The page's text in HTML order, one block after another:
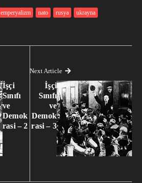
emperyalizm nato rusya ukrayna
İşçi
Sınıfı
ve
Demok
rasi – 2
Next Article
İşçi
Sınıfı
ve
Demok
rasi – 3